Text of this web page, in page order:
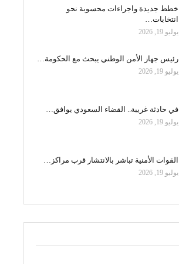
خطط جديدة واجراءات محسوبة نحو
انتخابات…
يوليو 19, 2026
رئيس جهاز الأمن الوطني يبحث مع الحكومة…
يوليو 19, 2026
في حادثة غريبة.. القضاء السعودي يوافق…
يوليو 19, 2026
القوات الأمنية تباشر بالانتشار قرب مراكز…
يوليو 19, 2026